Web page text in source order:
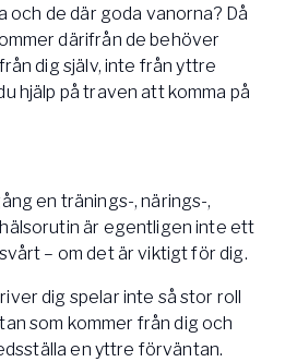
& Care
förskrivare och sjukvården
& organisationer
och de där goda vanorna? Då
därifrån de behöver
dig själv, inte från yttre
hjälp på traven att komma på
en tränings-, närings-,
är egentligen inte ett
– om det är viktigt för dig.
dig spelar inte så stor roll
som kommer från dig och
en yttre förväntan.